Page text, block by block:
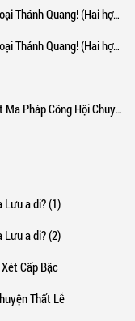
Quang! (Hai hợp một)
Quang! (Hai hợp một)
Pháp Công Hội Chuyên Gia
Lưu a di? (1)
Lưu a di? (2)
Cấp Bậc
Thất Lễ